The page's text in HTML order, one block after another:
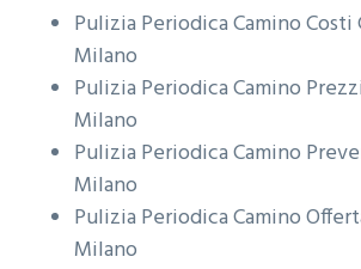
Pulizia Periodica Camino Costi
Milano
Pulizia Periodica Camino
Milano
Pulizia Periodica Camino
Milano
Pulizia Periodica Camino
Milano